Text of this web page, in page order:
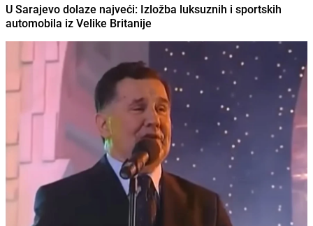
U Sarajevo dolaze najveći: Izložba luksuznih i sportskih
automobila iz Velike Britanije